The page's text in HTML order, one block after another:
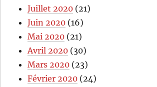
Juillet 2020 (21)
Juin 2020 (16)
Mai 2020 (21)
Avril 2020 (30)
Mars 2020 (23)
Février 2020 (24)